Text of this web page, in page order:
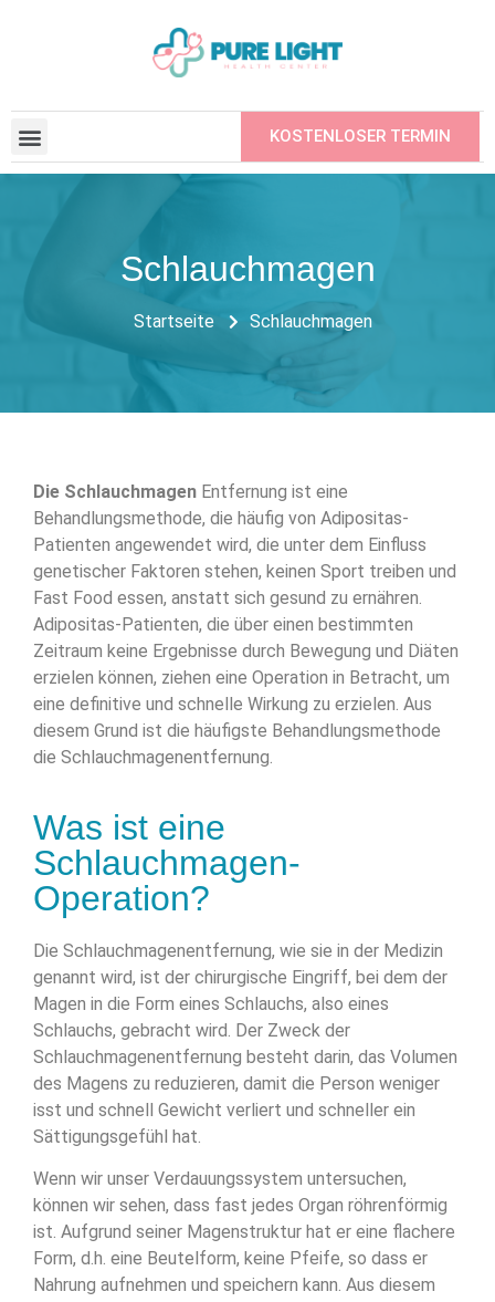
KOSTENLOSER TERMIN
Schlauchmagen
Startseite Schlauchmagen
Die Schlauchmagen Entfernung ist eine
Behandlungsmethode, die häufig von Adipositas-
Patienten angewendet wird, die unter dem Einfluss
genetischer Faktoren stehen, keinen Sport treiben und
Fast Food essen, anstatt sich gesund zu ernähren.
Adipositas-Patienten, die über einen bestimmten
Zeitraum keine Ergebnisse durch Bewegung und Diäten
erzielen können, ziehen eine Operation in Betracht, um
eine definitive und schnelle Wirkung zu erzielen. Aus
diesem Grund ist die häufigste Behandlungsmethode
die Schlauchmagenentfernung.
Was ist eine
Schlauchmagen-
Operation?
Die Schlauchmagenentfernung, wie sie in der Medizin
genannt wird, ist der chirurgische Eingriff, bei dem der
Magen in die Form eines Schlauchs, also eines
Schlauchs, gebracht wird. Der Zweck der
Schlauchmagenentfernung besteht darin, das Volumen
des Magens zu reduzieren, damit die Person weniger
isst und schnell Gewicht verliert und schneller ein
Sättigungsgefühl hat.
Wenn wir unser Verdauungssystem untersuchen,
können wir sehen, dass fast jedes Organ röhrenförmig
ist. Aufgrund seiner Magenstruktur hat er eine flachere
Form, d.h. eine Beutelform, keine Pfeife, so dass er
Nahrung aufnehmen und speichern kann. Aus diesem